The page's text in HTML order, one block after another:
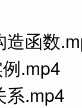
造函数
.mp4
系.mp4